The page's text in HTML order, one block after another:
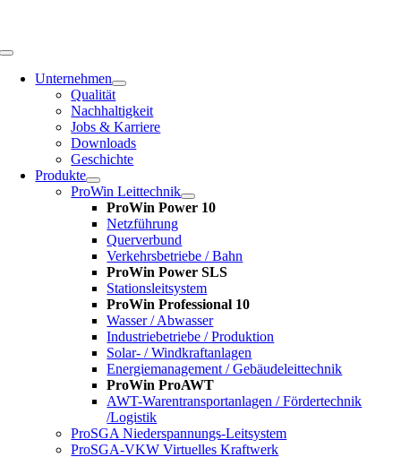
Toggle
NavigationUnternehmen
Qualität
Nachhaltigkeit
Jobs & Karriere
Downloads
Geschichte
Produkte
ProWin Leittechnik
ProWin Power 10
Netzführung
Querverbund
Verkehrsbetriebe / Bahn
ProWin Power SLS
Stationsleitsystem
ProWin Professional 10
Wasser / Abwasser
Industriebetriebe / Produktion
Solar- / Windkraftanlagen
Energiemanagement / Gebäudeleittechnik
ProWin ProAWT
AWT-Warentransportanlagen / Fördertechnik
/Logistik
ProSGA Niederspannungs-Leitsystem
ProSGA-VKW Virtuelles Kraftwerk